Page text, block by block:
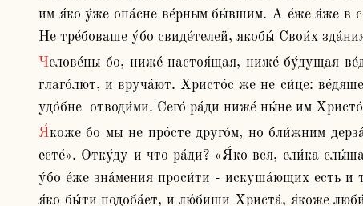
им я́ко у́же опа́сне ве́рным бы́вшим. А е́же я́же в
Не тре́боваше у́бо свиде́телей, якобы́ Свои́х
Челове́цы бо, ниже́ настоя́щая, ниже́ бу́дущая ве́дяще, мно́жицею и су́щим ле́стне прихо́дят, и отступа́ющим ма́ло по́сле, вся кроме́ не́коего обинове́ния и
глаго́лют, и вруча́ют. Христо́с же не си́це:
удо́бне  отводи́ми. Сего́ ра́ди ниже́ ны́не им
Я́коже бо мы не про́сте друго́м, но бли́жним дерза́ем, си́це и Бог. Услы́ши у́бо, что рече́ ученико́м Христо́с: «Не ктому́ вас глаго́лю рабы́.., вы дру́зи Мои́
есте́». Отку́ду и что ра́ди? «Я́ко вся, ели́ка
у́бо е́же зна́мения проси́ти - искуша́ющих есть
я́ко бы́ти подоба́ет, и лю́биши Христа́, я́коже